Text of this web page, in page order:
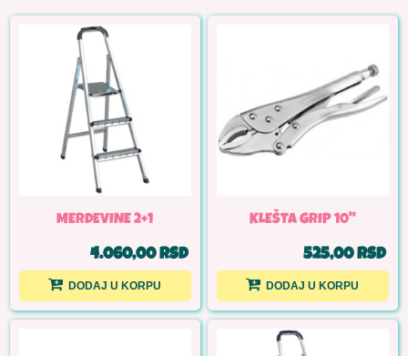
MERDEVINE 2+1
4.060,00 RSD
DODAJ U KORPU
KLEŠTA GRIP 10"
525,00 RSD
DODAJ U KORPU